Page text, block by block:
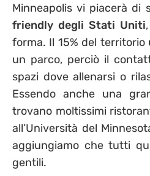
Minneapolis vi piacerà di
friendly degli Stati Uniti
forma. Il 15% del
un parco, perciò il
spazi dove allenarsi o
Essendo anche una
trovano moltissimi
all’Università del
aggiungiamo che tutti
gentili.